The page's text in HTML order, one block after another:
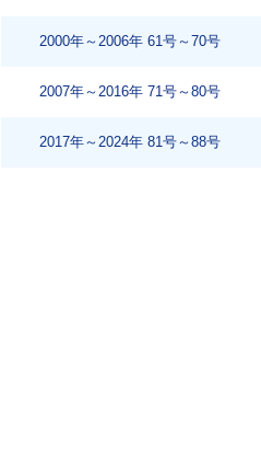
2000年～2006年 61号～70号
2007年～2016年 71号～80号
2017年～2024年 81号～88号